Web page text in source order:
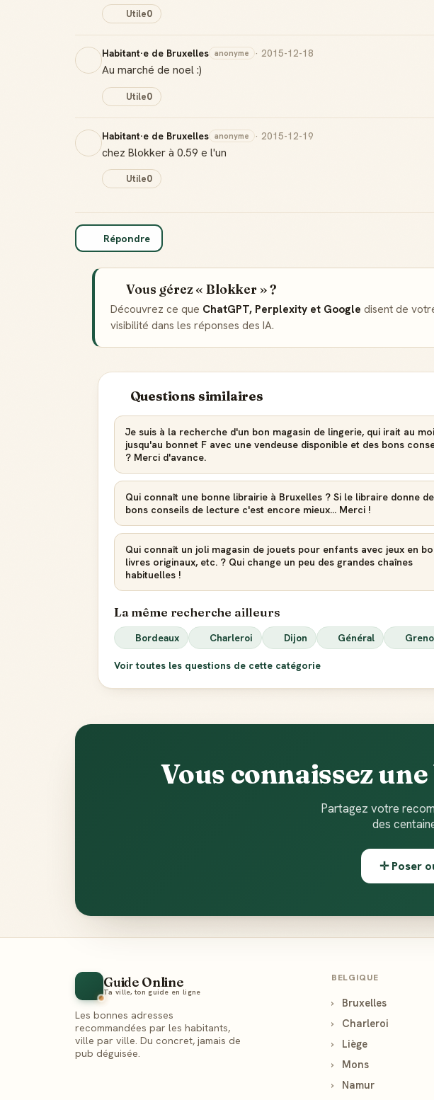
Utile0
Habitant·e de Bruxelles anonyme · 2015-12-18
Au marché de noel :)
Utile0
Habitant·e de Bruxelles anonyme · 2015-12-19
chez Blokker à 0.59 e l'un
Utile0
Répondre
Vous gérez « Blokker » ?
Découvrez ce que ChatGPT, Perplexity et Google disent de
visibilité dans les réponses des IA.
Questions similaires
Je suis à la recherche d'un bon magasin de lingerie, qui irait au
jusqu'au bonnet F avec une vendeuse disponible et des bons
? Merci d'avance.
Qui connaît une bonne librairie à Bruxelles ? Si le libraire donne
bons conseils de lecture c'est encore mieux... Merci !
Qui connaît un joli magasin de jouets pour enfants avec jeux en
livres originaux, etc. ? Qui change un peu des grandes chaînes
habituelles !
La même recherche ailleurs
Bordeaux Charleroi Dijon Général
Voir toutes les questions de cette catégorie
locale
Vous connaissez
Partagez votre
des
✛ Poser
Guide Online
Ta ville, ton guide en ligne
Les bonnes adresses
recommandées par les habitants,
ville par ville. Du concret, jamais de
pub déguisée.
BELGIQUE
›
Bruxelles
›
Charleroi
›
Liège
›
Mons
›
Namur